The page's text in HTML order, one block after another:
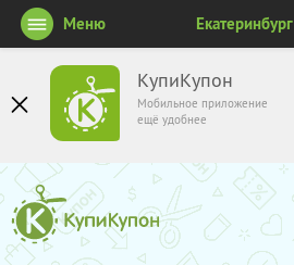
КупиКупон
Мобильное приложение
ещё удобнее
Меню Екатеринбург